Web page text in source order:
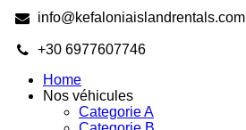
info@kefaloniaislandrentals.com
+30 6977607746
Home
Nos véhicules
Categorie A